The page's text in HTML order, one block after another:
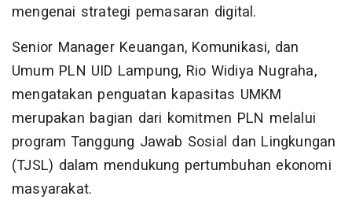
mengenai strategi pemasaran digital.
Senior Manager Keuangan, Komunikasi, dan
Umum PLN UID Lampung, Rio Widiya Nugraha,
mengatakan penguatan kapasitas UMKM
merupakan bagian dari komitmen PLN melalui
program Tanggung Jawab Sosial dan Lingkungan
(TJSL) dalam mendukung pertumbuhan ekonomi
masyarakat.